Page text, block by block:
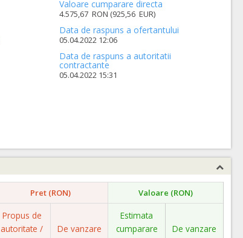
Valoare cumparare directa
4.575,67 RON (925,56 EUR)
Data de raspuns a ofertantului
05.04.2022 12:06
Data de raspuns a autoritatii
contractante
05.04.2022 15:31
Pret (RON) Valoare (RON)
Propus de
autoritate /
De vanzare
Estimata
cumparare
De vanzare